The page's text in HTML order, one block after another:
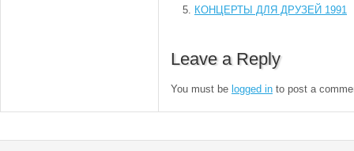
КОНЦЕРТЫ ДЛЯ ДРУЗЕЙ 1991
Leave a Reply
You must be logged in to post a